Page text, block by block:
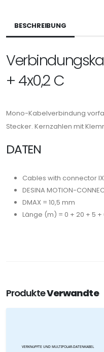
BESCHREIBUNG
+ 4x0,2 C
Mono-Kabelverbindung
Stecker. Kernzahlen mit
DATEN
Cables with connector IX
DESINA MOTION-
DMAX = 10,5 mm
Länge (m) = 0 + 20 + 5 +
ProdukteVerwandte